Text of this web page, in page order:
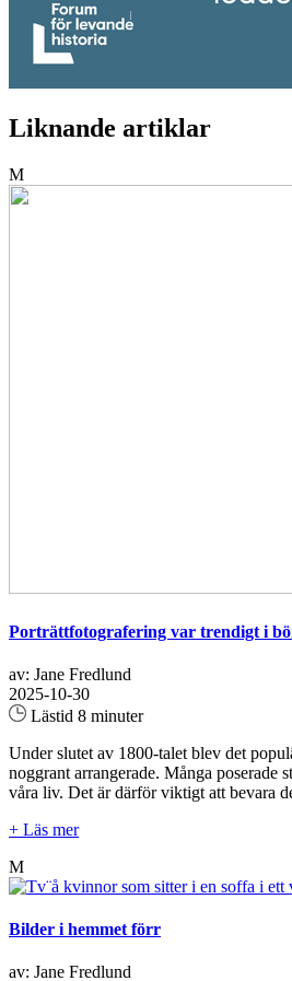
Liknande artiklar
M
Porträttfotografering var trendigt i
av: Jane Fredlund
2025-10-30
Lästid 8 minuter
Under slutet av 1800-talet blev det
noggrant arrangerade. Många poserade
våra liv. Det är därför viktigt att bevara
+ Läs mer
M
Bilder i hemmet förr
av: Jane Fredlund